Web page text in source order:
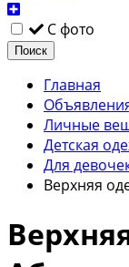
С фото
Поиск
Главная
Личные
Детская
Для
Верхняя